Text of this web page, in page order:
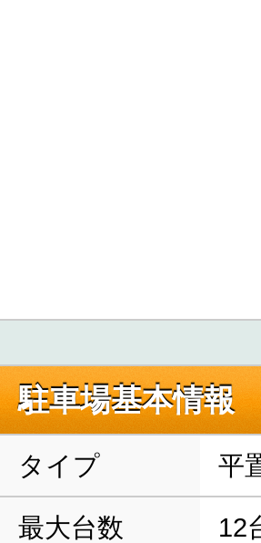
駐車場基本情報
タイプ 平
最大台数 12